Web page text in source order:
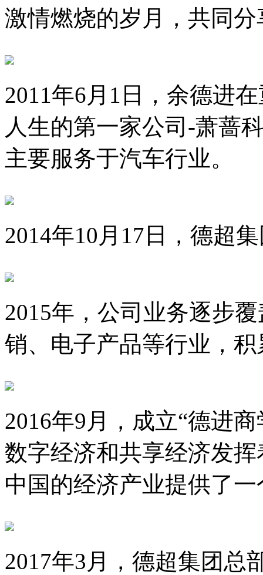
激情燃烧的岁月，共同
2011年6月1日，余德进
人生的第一家公司-萧蔷
主要服务于汽车行业。
2014年10月17日，德超
2015年，公司业务逐步
销、电子产品等行业，
2016年9月，成立“德进
数字经济和共享经济发
中国的经济产业提供了
2017年3月，德超集团总